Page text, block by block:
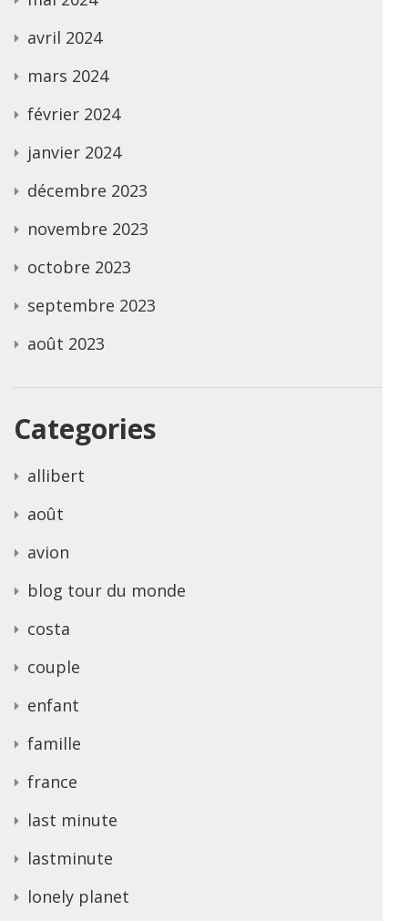
avril 2024
mars 2024
février 2024
janvier 2024
décembre 2023
novembre 2023
octobre 2023
septembre 2023
août 2023
Categories
allibert
août
avion
blog tour du monde
costa
couple
enfant
famille
france
last minute
lastminute
lonely planet